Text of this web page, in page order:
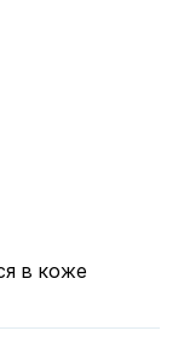
в коже